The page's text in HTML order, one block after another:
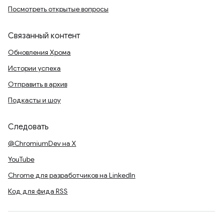
Посмотреть открытые вопросы
Связанный контент
Обновления Хрома
Истории успеха
Отправить в архив
Подкасты и шоу
Следовать
@ChromiumDev на X
YouTube
Chrome для разработчиков на LinkedIn
Код для фида RSS